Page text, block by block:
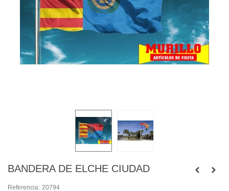
BANDERA DE ELCHE CIUDAD
Referencia: 20794